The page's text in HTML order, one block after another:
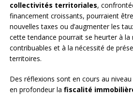
collectivités territoriales,
financement croissants, pourraient
nouvelles taxes ou d’augmenter les
cette tendance pourrait se heurter à la
contribuables et à la nécessité de
territoires.
Des réflexions sont en cours au
en profondeur la fiscalité